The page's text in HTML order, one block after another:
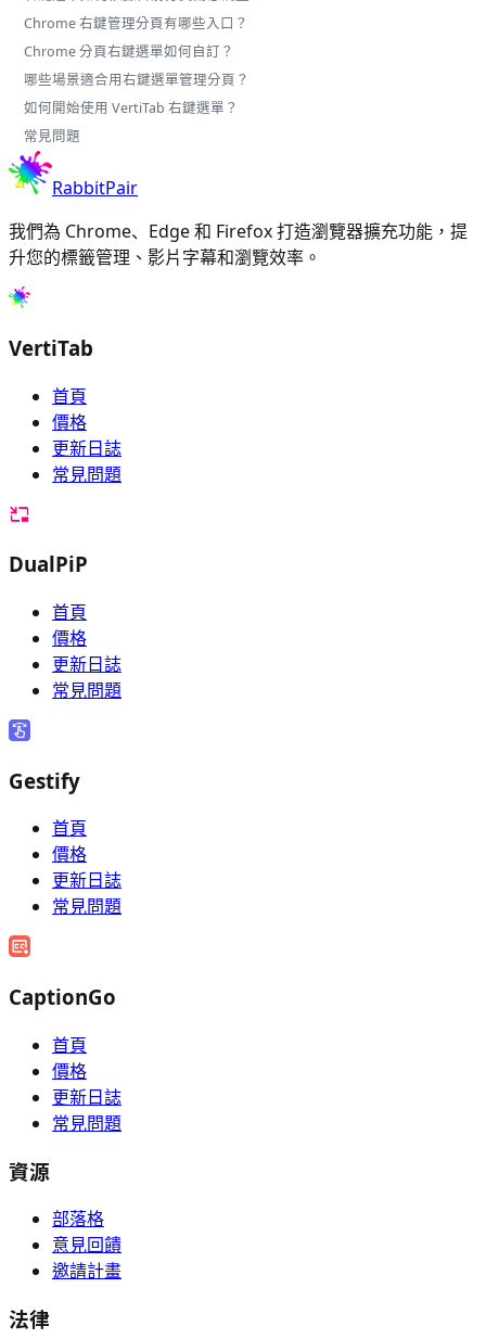
Chrome 右鍵管理分頁有哪些入口？
Chrome 分頁右鍵選單如何自訂？
哪些場景適合用右鍵選單管理分頁？
如何開始使用 VertiTab 右鍵選單？
常見問題
RabbitPair
我們為 Chrome、Edge 和 Firefox 打造瀏覽器擴充功能，提
升您的標籤管理、影片字幕和瀏覽效率。
VertiTab
首頁
價格
更新日誌
常見問題
DualPiP
首頁
價格
更新日誌
常見問題
Gestify
首頁
價格
更新日誌
常見問題
CaptionGo
首頁
價格
更新日誌
常見問題
資源
部落格
意見回饋
邀請計畫
法律